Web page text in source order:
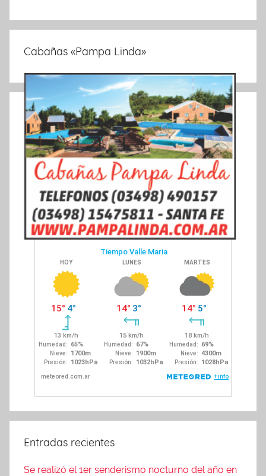
Cabañas «Pampa Linda»
Entradas recientes
Se realizó el 1er senderismo nocturno del año en